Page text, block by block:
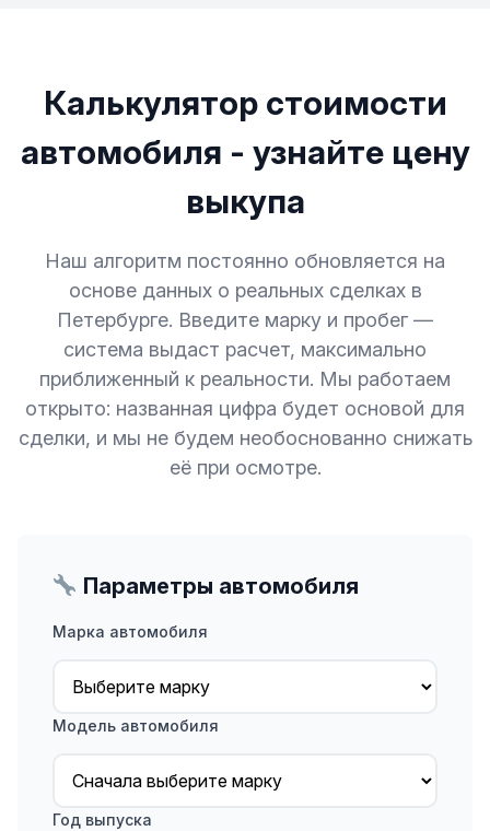
Калькулятор стоимости
автомобиля - узнайте цену
выкупа
Наш алгоритм постоянно обновляется на
основе данных о реальных сделках в
Петербурге. Введите марку и пробег —
система выдаст расчет, максимально
приближенный к реальности. Мы работаем
открыто: названная цифра будет основой для
сделки, и мы не будем необоснованно снижать
её при осмотре.
Параметры автомобиля
Марка автомобиля
Модель автомобиля
Год выпуска